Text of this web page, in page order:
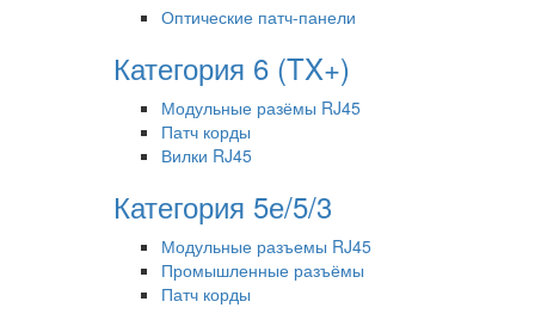
Оптические патч-панели
Категория 6 (TX+)
Модульные разёмы RJ45
Патч корды
Вилки RJ45
Категория 5е/5/3
Модульные разъемы RJ45
Промышленные разъёмы
Патч корды